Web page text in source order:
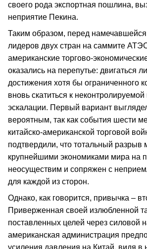
своего рода экспортная пошлина,
неприятие Пекина.
Таким образом, перед намечавшейся
лидеров двух стран на саммите
американские торгово-
оказались на перепутье: двигаться
достижения хотя бы ограниченного
вновь скатиться к
эскалации. Первый вариант
вероятным, так как события шести
китайско-американской торговой
подтвердили, что тотальный разрыв
крупнейшими экономиками мира на
неосуществим и сопряжен с
для каждой из сторон.
Однако, как говорится, привычка –
Приверженная своей излюбленной
поставленных целей через силовой
американская администрация
усиления давления на Китай, видя в